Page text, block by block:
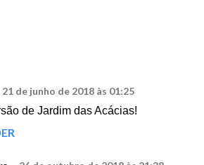
21 de junho de 2018 às 01:25
de Jardim das Acácias!